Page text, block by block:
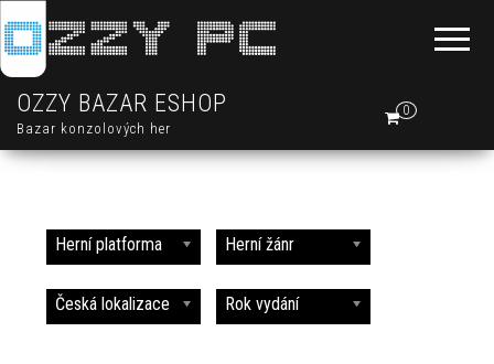
OZZY BAZAR ESHOP
Bazar konzolových her
0
Herní platforma Herní žánr
Česká lokalizace Rok vydání